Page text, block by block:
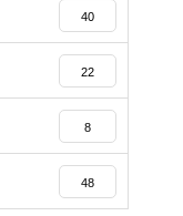
40
22
8
48